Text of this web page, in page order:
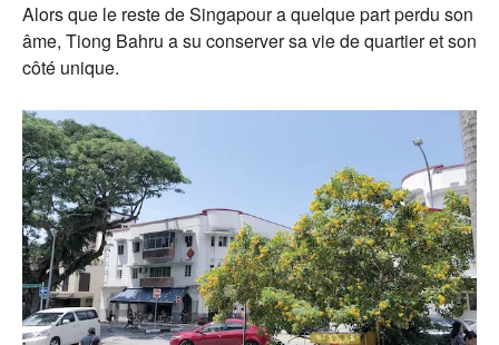
Alors que le reste de Singapour a quelque part perdu son
âme, Tiong Bahru a su conserver sa vie de quartier et son
côté unique.